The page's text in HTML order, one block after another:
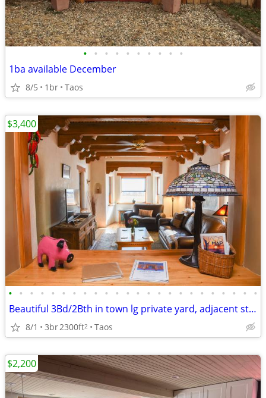
• • • • • • • • • •
1ba available December
8/5 1br Taos
• • • • • • • • • • • • • • • • • • • • • • • •
Beautiful 3Bd/2Bth in town lg private yard, adjacent studio available
8/1 3br2300ft2 Taos
$3,400
$2,200